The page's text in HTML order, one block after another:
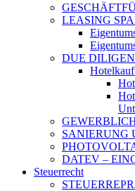
LEASING
DUE
SANIERUNG
DATEV –
Steuerrecht